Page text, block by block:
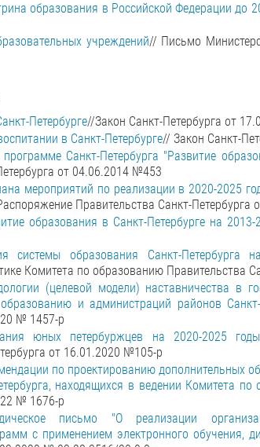
образования в Российской Федерации до
учреждений// Письмо
Петербурге//Закон Санкт-Петербурга от
в Санкт-Петербурге// Закон Санкт-
программе Санкт-Петербурга "Развитие
от 04.06.2014 №453
мероприятий по реализации в 2020-2025
Правительства Санкт-Петербурга
образования в Санкт-Петербурге на 2013-
системы образования Санкт-
Комитета по образованию Правительства
(целевой модели) наставничества в
и администраций районов Санкт-
№ 1457-р
юных петербуржцев на 2020-2025 годы
от 16.01.2020 №105-р
по проектированию дополнительных
находящихся в ведении Комитета по
№ 1676-р
письмо "О реализации
с применением электронного обучения,